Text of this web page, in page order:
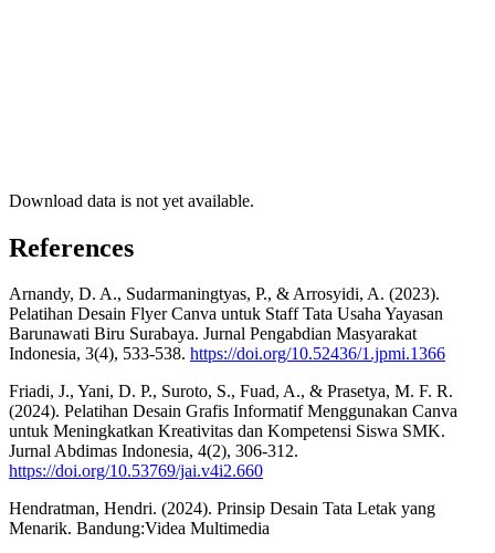
Download data is not yet available.
References
Arnandy, D. A., Sudarmaningtyas, P., & Arrosyidi, A. (2023).
Pelatihan Desain Flyer Canva untuk Staff Tata Usaha Yayasan
Barunawati Biru Surabaya. Jurnal Pengabdian Masyarakat
Indonesia, 3(4), 533-538. https://doi.org/10.52436/1.jpmi.1366
Friadi, J., Yani, D. P., Suroto, S., Fuad, A., & Prasetya, M. F. R.
(2024). Pelatihan Desain Grafis Informatif Menggunakan Canva
untuk Meningkatkan Kreativitas dan Kompetensi Siswa SMK.
Jurnal Abdimas Indonesia, 4(2), 306-312.
https://doi.org/10.53769/jai.v4i2.660
Hendratman, Hendri. (2024). Prinsip Desain Tata Letak yang
Menarik. Bandung:Videa Multimedia